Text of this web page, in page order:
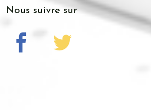
nous suivre sur